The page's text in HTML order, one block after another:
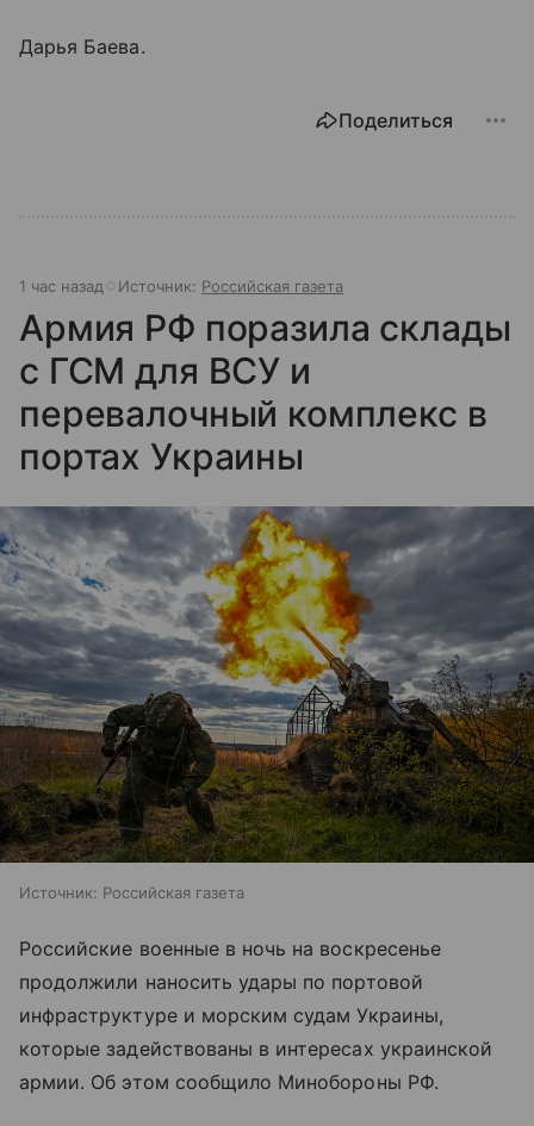
Дарья Баева.
Поделиться
1 час назад Источник: Российская газета
Армия РФ поразила склады
с ГСМ для ВСУ и
перевалочный комплекс в
портах Украины
Источник: Российская газета
Российские военные в ночь на воскресенье
продолжили наносить удары по портовой
инфраструктуре и морским судам Украины,
которые задействованы в интересах украинской
армии. Об этом сообщило Минобороны РФ.